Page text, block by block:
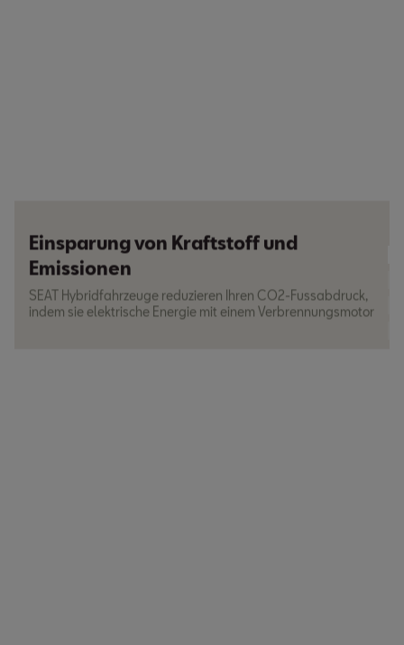
Einsparung von Kraftstoff und
Emissionen
SEAT Hybridfahrzeuge reduzieren Ihren CO2-Fussabdruck,
indem sie elektrische Energie mit einem Verbrennungsmotor